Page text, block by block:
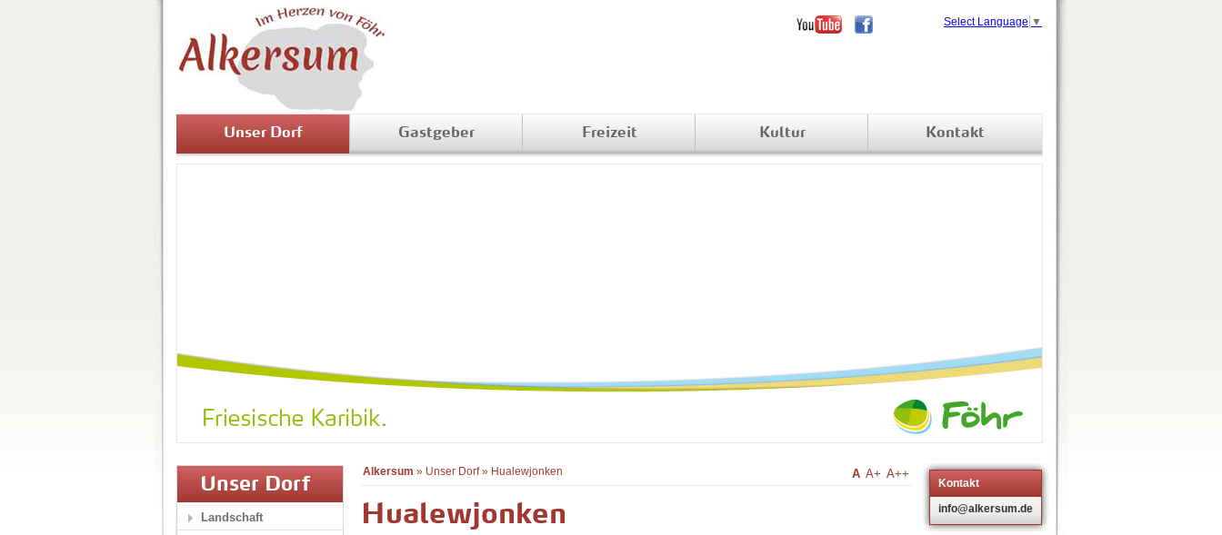
Unser Dorf Gastgeber Freizeit Kultur Kontakt
Alkersum » Unser Dorf» Hualewjonken A A+ A++
Hualewjonken
Kontakt
info@alkersum.de
Unser Dorf
Landschaft
Select Language ▼